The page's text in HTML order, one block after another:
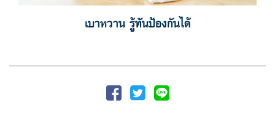
เบาหวาน รู้ทันป้องกันได้